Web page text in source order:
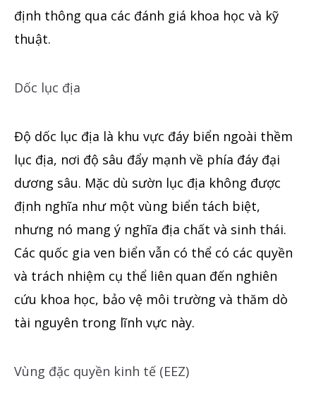
định thông qua các đánh giá khoa học và kỹ
thuật.
Dốc lục địa
Độ dốc lục địa là khu vực đáy biển ngoài thềm
lục địa, nơi độ sâu đẩy mạnh về phía đáy đại
dương sâu. Mặc dù sườn lục địa không được
định nghĩa nhưmột vùng biển tách biệt,
nhưng nó mang ý nghĩa địa chất và sinh thái.
Các quốc gia ven biển vẫn có thể có các quyền
và trách nhiệm cụ thể liên quan đến nghiên
cứu khoa học, bảo vệ môi trường và thăm dò
tài nguyên trong lĩnh vực này.
Vùng đặc quyền kinh tế (EEZ)